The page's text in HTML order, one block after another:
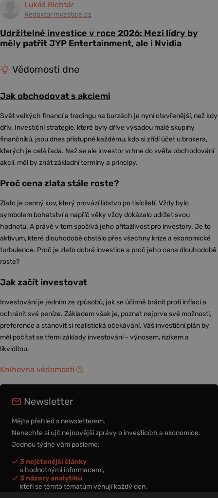
Lukáš Richtár
Redaktor investice.cz
Udržitelné investice v roce 2026: Mezi lídry by
měly patřit JYP Entertainment, ale i Nvidia
Vědomosti dne
Jak obchodovat s akciemi
Svět velkých financí a tradingu na burzách je nyní otevřenější, než kdy
dřív. Investiční strategie, které byly dříve výsadou malé skupiny
finančníků, jsou dnes přístupné každému, kdo si zřídí účet u brokera,
kterých je celá řada. Než se ale investor vrhne do světa obchodování
akcií, měl by znát základní termíny a principy.
Proč cena zlata stále roste?
Zlato je cenný kov, který provází lidstvo po tisíciletí. Vždy bylo
symbolem bohatství a napříč věky vždy dokázalo udržet svou
hodnotu. A právě v tom spočívá jeho přitažlivost pro investory. Je to
aktivum, které dlouhodobě obstálo přes všechny krize a ekonomické
turbulence. Proč je zlato dobrá investice a proč jeho cena dlouhodobě
roste?
Jak začít investovat
Investování je jedním ze způsobů, jak se účinně bránit proti inflaci a
ochránit své peníze. Základem však je, poznat nejprve své možnosti,
preference a stanovit si realistická očekávání. Váš investiční plán by
měl počítat se třemi základy investování - výnosem, rizikem a
likviditou.
Knihovna vědomostí
Newsletter
Mějte přehled s newsletterem.
Nenechte si ujít nejnovější zprávy o investicích a ekonomice.
Jednou týdně vám pošleme:
3 nejčtenější články
s hodnotnými informacemi,
3 názory analytiků
kteří se těmto tématům věnují každý den,
nová videa a podcasty